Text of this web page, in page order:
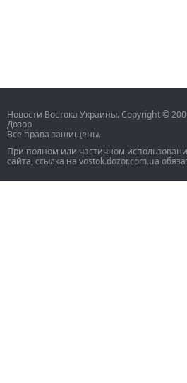
Новости Востока Украины. Copyright ©
Дозор
Все права защищены.
При полном или частичном
сайта, ссылка на vostok.dozor.com.ua